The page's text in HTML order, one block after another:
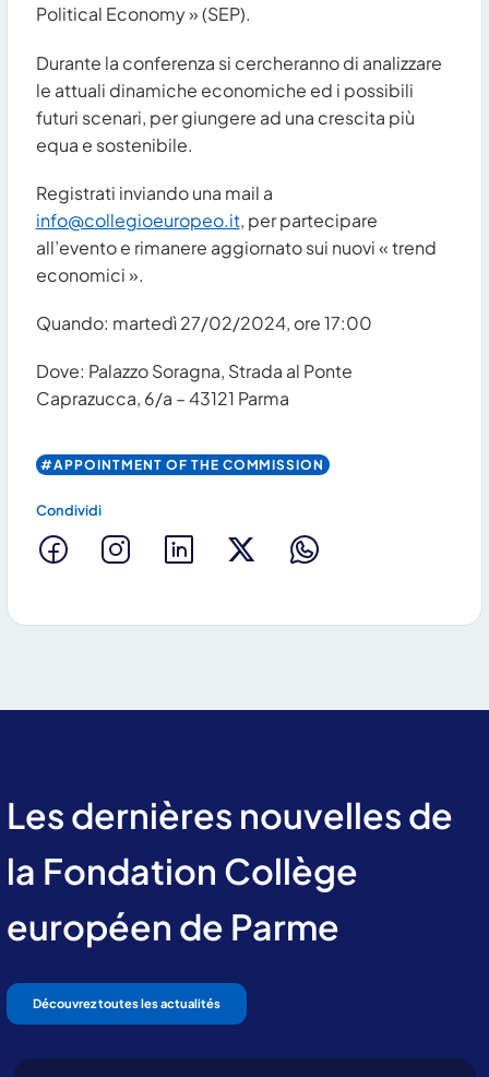
Political Economy » (SEP).
Durante la conferenza si cercheranno di analizzare
le attuali dinamiche economiche ed i possibili
futuri scenari, per giungere ad una crescita più
equa e sostenibile.
Registrati inviando una mail a
info@collegioeuropeo.it, per partecipare
all’evento e rimanere aggiornato sui nuovi « trend
economici ».
Quando: martedì 27/02/2024, ore 17:00
Dove: Palazzo Soragna, Strada al Ponte
Caprazucca, 6/a – 43121 Parma
#APPOINTMENT OF THE COMMISSION
Condividi
Les dernières nouvelles de
la Fondation Collège
européen de Parme
Découvrez toutes les actualités